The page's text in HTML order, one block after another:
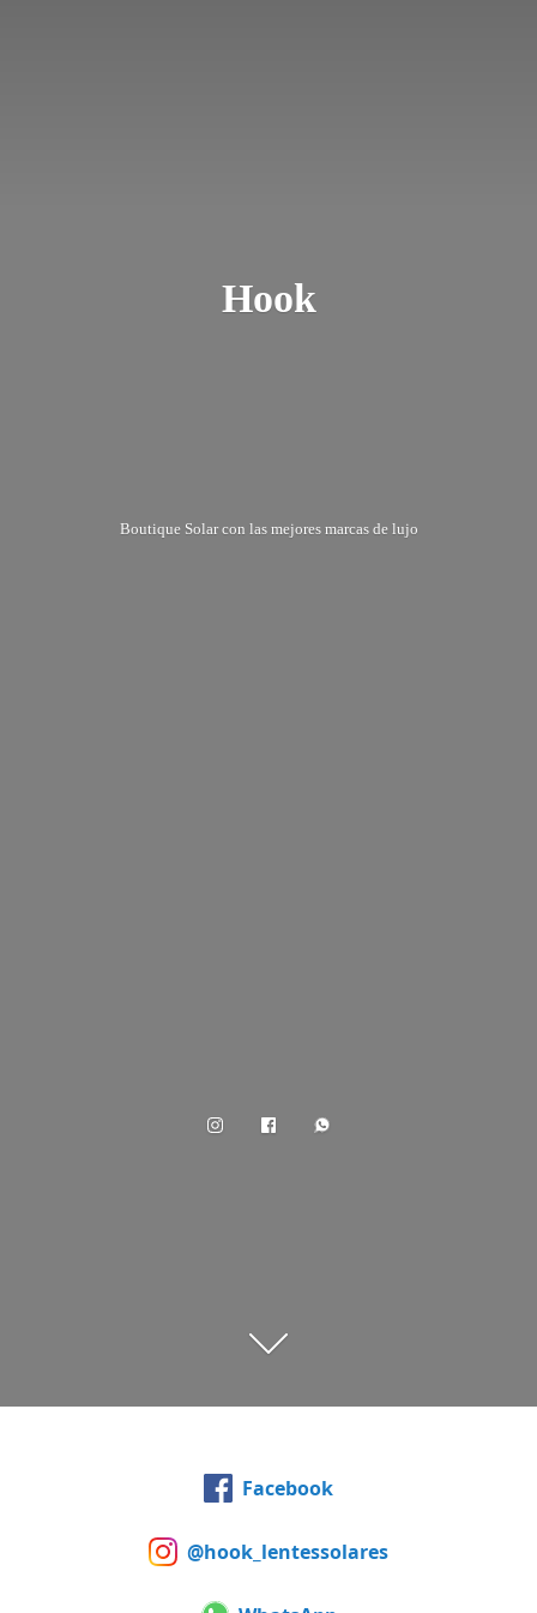
Hook
Boutique Solar con las mejores marcas de lujo
Facebook
@hook_lentessolares